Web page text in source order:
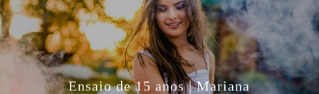
Ensaio de 15 anos | Mariana